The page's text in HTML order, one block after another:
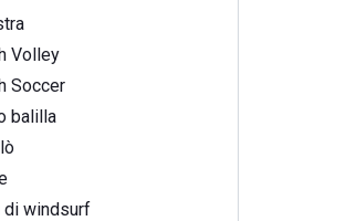
Volley
Soccer
balilla
di windsurf